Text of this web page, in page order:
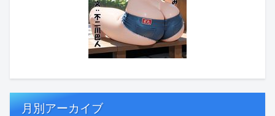
月別アーカイブ